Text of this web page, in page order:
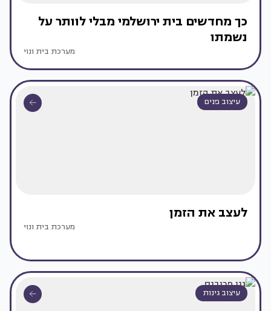
כך מחדשים בית ירושלמי מבלי לוותר על
נשמתו
מערכת בית ונוי
עיצוב פנים
לעצב את הזמן
מערכת בית ונוי
עיצוב גינות